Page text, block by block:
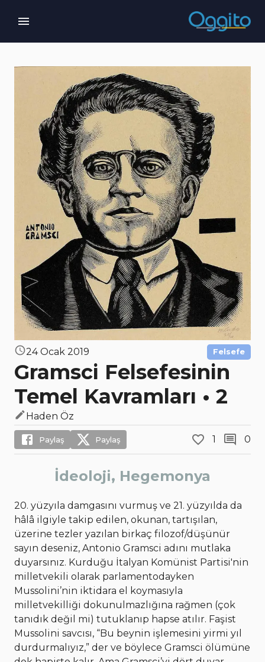
24 Ocak 2019 Felsefe
Gramsci Felsefesinin
Temel Kavramları • 2
Haden Öz
Paylaş Paylaş 1 0
İdeoloji, Hegemonya
20. yüzyıla damgasını vurmuş ve 21. yüzyılda da
hâlâ ilgiyle takip edilen, okunan, tartışılan,
üzerine tezler yazılan birkaç filozof/düşünür
sayın deseniz, Antonio Gramsci adını mutlaka
duyarsınız. Kurduğu İtalyan Komünist Partisi'nin
milletvekili olarak parlamentodayken
Mussolini’nin iktidara el koymasıyla
milletvekilliği dokunulmazlığına rağmen (çok
tanıdık değil mi) tutuklanıp hapse atılır. Faşist
Mussolini savcısı, “Bu beynin işlemesini yirmi yıl
durdurmalıyız,” der ve böylece Gramsci ölümüne